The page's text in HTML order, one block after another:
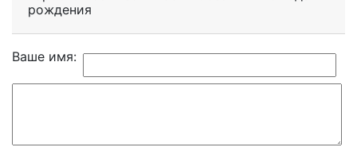
рождения
Ваше имя: